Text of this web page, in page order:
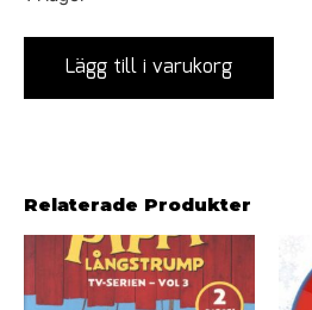
Lägg till i varukorg
Relaterade Produkter